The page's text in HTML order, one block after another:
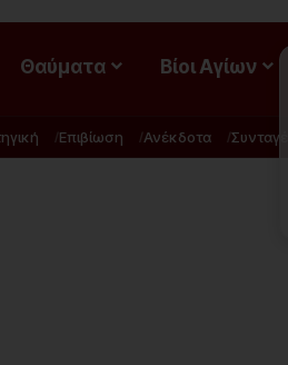
Θαύματα Βίοι Αγίων
Επιβίωση Ανέκδοτα Συνταγές